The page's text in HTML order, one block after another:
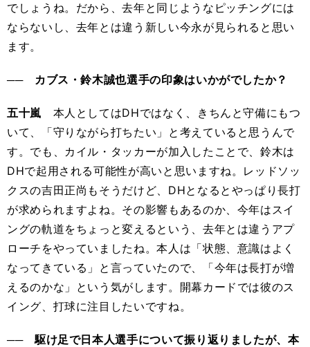
でしょうね。だから、去年と同じようなピッチングには
ならないし、去年とは違う新しい今永が見られると思い
ます。
── カブス・鈴木誠也選手の印象はいかがでしたか？
五十嵐 本人としてはDHではなく、きちんと守備にもつ
いて、「守りながら打ちたい」と考えていると思うんで
す。でも、カイル・タッカーが加入したことで、鈴木は
DHで起用される可能性が高いと思いますね。レッドソッ
クスの吉田正尚もそうだけど、DHとなるとやっぱり長打
が求められますよね。その影響もあるのか、今年はスイ
ングの軌道をちょっと変えるという、去年とは違うアプ
ローチをやっていましたね。本人は「状態、意識はよく
なってきている」と言っていたので、「今年は長打が増
えるのかな」という気がします。開幕カードでは彼のス
イング、打球に注目したいですね。
── 駆け足で日本人選手について振り返りましたが、本